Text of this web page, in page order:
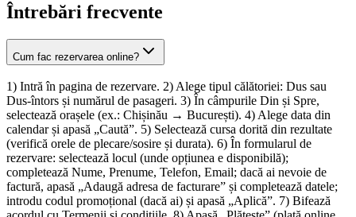
Întrebări frecvente
Cum fac rezervarea online?
1) Intră în pagina de rezervare. 2) Alege tipul călătoriei: Dus sau
Dus-întors și numărul de pasageri. 3) În câmpurile Din și Spre,
selectează orașele (ex.: Chișinău → București). 4) Alege data din
calendar și apasă „Caută”. 5) Selectează cursa dorită din rezultate
(verifică orele de plecare/sosire și durata). 6) În formularul de
rezervare: selectează locul (unde opțiunea e disponibilă);
completează Nume, Prenume, Telefon, Email; dacă ai nevoie de
factură, apasă „Adaugă adresa de facturare” și completează datele;
introdu codul promoțional (dacă ai) și apasă „Aplică”. 7) Bifează